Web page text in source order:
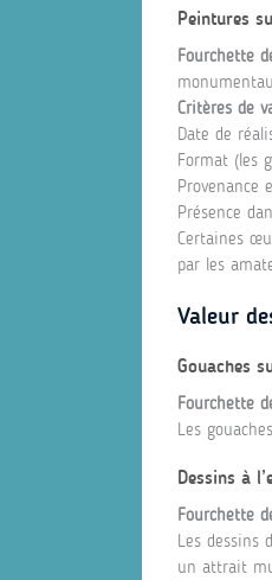
Peintures
Fourchette
Critères de
Date de
Format (les
Provenance
Présence
Certaines
par les
Valeur
Gouaches
Fourchette
Les
Dessins à
Fourchette
Les dessins
un attrait